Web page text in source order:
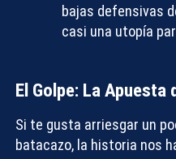
bajas defensivas
casi una utopía
El Golpe: La Apuesta
Si te gusta arriesgar un
batacazo, la historia nos